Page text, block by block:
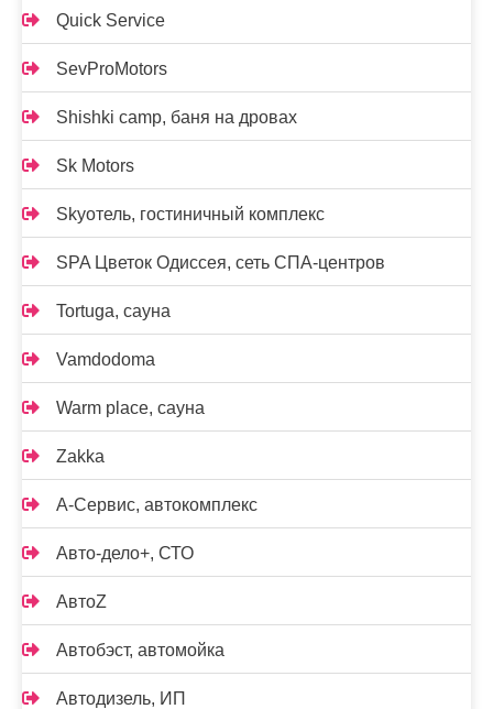
Quick Service
SevProMotors
Shishki camp, баня на дровах
Sk Motors
Skyотель, гостиничный комплекс
SPA Цветок Одиссея, сеть СПА-центров
Tortuga, сауна
Vamdodoma
Warm place, сауна
Zakka
А-Сервис, автокомплекс
Авто-дело+, СТО
АвтоZ
Автобэст, автомойка
Автодизель, ИП